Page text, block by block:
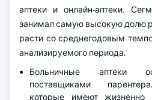
аптеки и онлайн-аптеки.
занимал самую высокую долю
расти со среднегодовым
анализируемого периода.
Больничные аптеки
поставщиками
которые имеют жизненно